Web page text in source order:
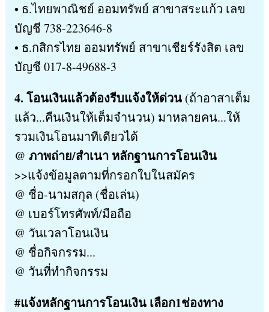
• ธ.ไทยพาณิชย์ ออมทรัพย์ สาขาสระแก้ว เลข
บัญชี 738-223646-8
• ธ.กสิกรไทย ออมทรัพย์ สาขาเชียร์รังสิต เลข
บัญชี 017-8-49688-3
4. โอนเงินแล้วต้องรีบแจ้งให้ด่วน(ถ้าอาสาเต็ม
แล้ว...คืนเงินให้เต็มจำนวน) มาหลายคน...ให้
รวมเงินโอนมาทีเดียวได้
@ ภาพถ่าย/สำเนา หลักฐานการโอนเงิน
>>แจ้งข้อมูลตามที่กรอกใบในสมัคร
@ ชื่อ-นามสกุล (ชื่อเล่น)
@ เบอร์โทรศัพท์/มือถือ
@ วันเวลาโอนเงิน
@ ชื่อกิจกรรม...
@ วันที่ทำกิจกรรม
#แจ้งหลักฐานการโอนเงิน เลือก1ช่องทาง